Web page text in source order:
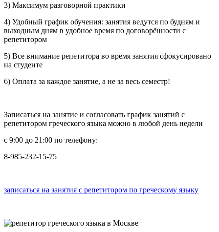
3) Максимум разговорной практики
4) Удобный график обучения: занятия ведутся по будням и
выходным дням в удобное время по договорённости с
репетитором
5) Все внимание репетитора во время занятия сфокусировано
на студенте
6) Оплата за каждое занятие, а не за весь семестр!
Записаться на занятие и согласовать график занятий с
репетитором греческого языка можно в любой день недели
с 9:00 до 21:00 по телефону:
8-985-232-15-75
записаться на занятия с репетитором по греческому языку